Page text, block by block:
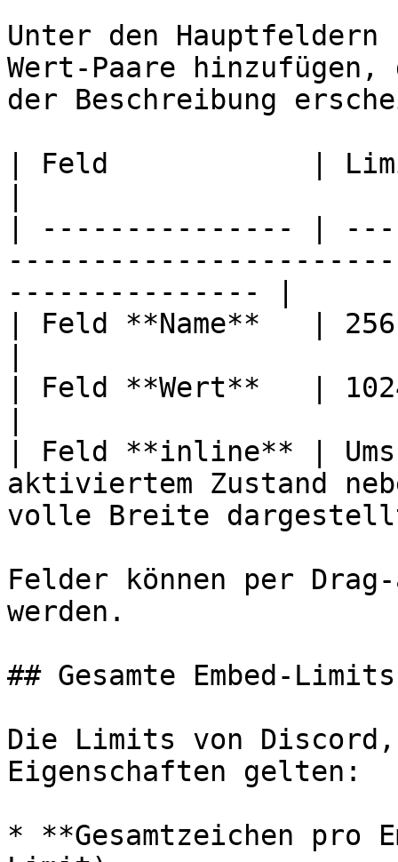
Unter den Hauptfeldern
Wert-Paare
der Beschreibung
| Feld            |
| --------------- |
--------------- |
| Feld **Name**   |
| Feld **Wert**   |
| Feld **inline** |
aktiviertem Zustand
volle Breite
Felder können per
werden.
## Gesamte Embed-Limits
Die Limits von
Eigenschaften gelten:
* **Gesamtzeichen pro